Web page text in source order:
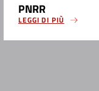
PNRR
LEGGI DI PIÙ